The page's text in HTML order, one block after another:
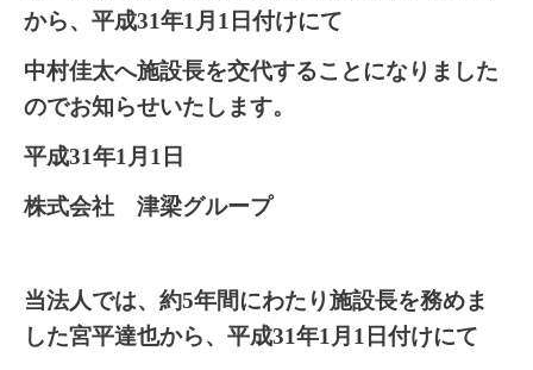
から、平成31年1 月 1 日付けにて
中村佳太へ施設長を交代することになりました
のでお知らせいたします。
平成31年1 月 1 日
株式会社 津梁グループ
当法人では、約5年間にわたり施設長を務めま
した宮平達也から、平成31年1 月 1 日付けにて